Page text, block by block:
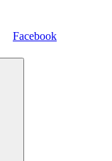
Facebook